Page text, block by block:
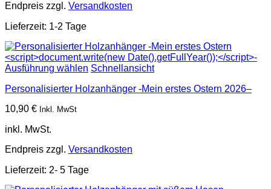
Endpreis zzgl. Versandkosten
Lieferzeit: 1-2 Tage
Ausführung wählen Schnellansicht
Personalisierter Holzanhänger -Mein erstes Ostern 2026–
10,90 € Inkl. MwSt
inkl. MwSt.
Endpreis zzgl. Versandkosten
Lieferzeit: 2- 5 Tage